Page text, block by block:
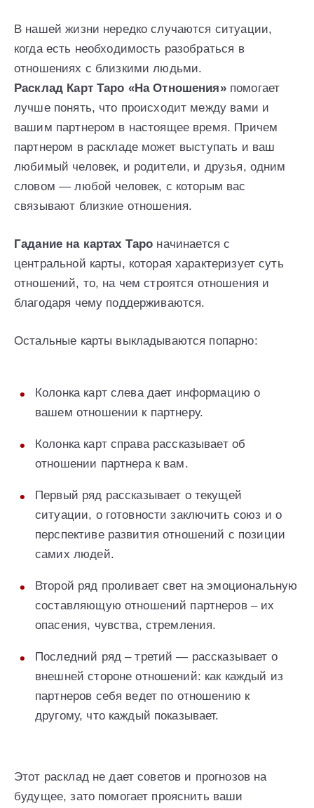
В нашей жизни нередко случаются ситуации,
когда есть необходимость разобраться в
отношениях с близкими людьми.
Расклад Карт Таро «На Отношения»помогает
лучше понять, что происходит между вами и
вашим партнером в настоящее время. Причем
партнером в раскладе может выступать и ваш
любимый человек, и родители, и друзья, одним
словом — любой человек, с которым вас
связывают близкие отношения.
Гадание на картах Tаро начинается с
центральной карты, которая характеризует суть
отношений, то, на чем строятся отношения и
благодаря чему поддерживаются.
Остальные карты выкладываются попарно:
Колонка карт слева дает информацию о
вашем отношении к партнеру.
Колонка карт справа рассказывает об
отношении партнера к вам.
Первый ряд рассказывает о текущей
ситуации, о готовности заключить союз и о
перспективе развития отношений с позиции
самих людей.
Второй ряд проливает свет на эмоциональную
составляющую отношений партнеров – их
опасения, чувства, стремления.
Последний ряд – третий — рассказывает о
внешней стороне отношений: как каждый из
партнеров себя ведет по отношению к
другому, что каждый показывает.
Этот расклад не дает советов и прогнозов на
будущее, зато помогает прояснить ваши